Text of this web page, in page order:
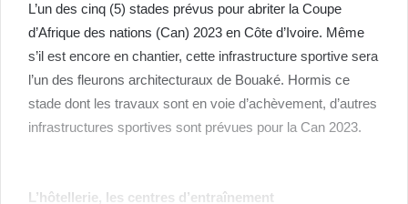
L’un des cinq (5) stades prévus pour abriter la Coupe
d’Afrique des nations (Can) 2023 en Côte d’Ivoire. Même
s’il est encore en chantier, cette infrastructure sportive sera
l’un des fleurons architecturaux de Bouaké. Hormis ce
stade dont les travaux sont en voie d’achèvement, d’autres
infrastructures sportives sont prévues pour la Can 2023.
L’hôtellerie, les centres d’entraînement